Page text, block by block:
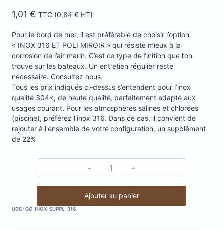
1,01 € TTC (0,84 € HT)
Pour le bord de mer, il est préférable de choisir l’option
« INOX 316 ET POLI MIROIR » qui résiste mieux à la
corrosion de l’air marin. C’est ce type de finition que l’on
trouve sur les bateaux. Un entretien régulier reste
nécessaire. Consultez nous.
Tous les prix indiqués ci-dessus s’entendent pour l’inox
qualité 304<, de haute qualité, parfaitement adapté aux
usages courant. Pour les atmosphères salines et chlorées
(piscine), préférez l'inox 316. Dans ce cas, il convient de
rajouter à l'ensemble de votre configuration, un supplément
de 22%
quantité
Pour
le
de
Ajouter au panier
UGS :GC-INOX-SUPPL-316